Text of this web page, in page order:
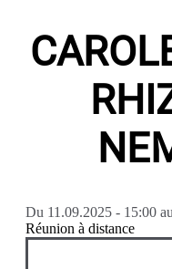
Du 11.09.2025 - 15:00 au
Réunion à distance